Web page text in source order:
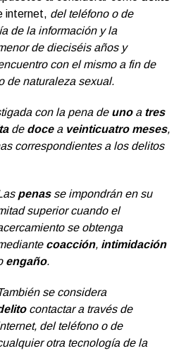
internet, del teléfono o de
de la información y la
de dieciséis años y
con el mismo a fin de
de naturaleza sexual.
con la pena de uno a tres
de docea veinticuatro meses,
correspondientes a los delitos
penasse impondrán en su
superior cuando el
se obtenga
coacción, intimidación
engaño.
se considera
contactar a través de
del teléfono o de
otra tecnología de la